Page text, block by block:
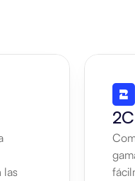
las